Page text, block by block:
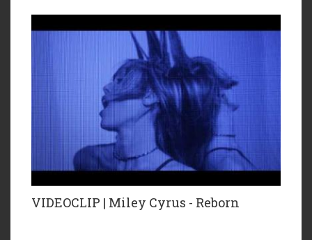
VIDEOCLIP | Miley Cyrus - Reborn